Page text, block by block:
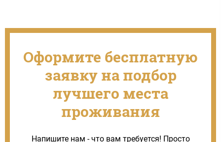
Оформите бесплатную
заявку на подбор
лучшего места
проживания
Напишите нам - что вам требуется! Просто